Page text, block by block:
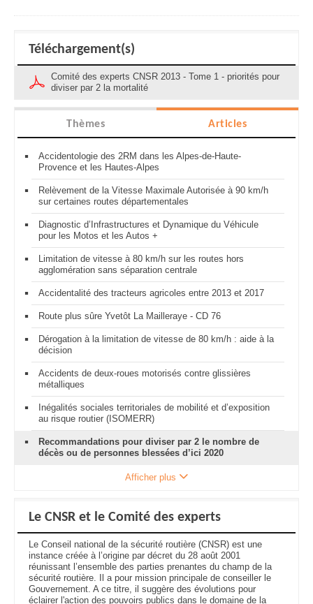
Téléchargement(s)
Comité des experts CNSR 2013 - Tome 1 - priorités pour
diviser par 2 la mortalité
Thèmes Articles
Accidentologie des 2RM dans les Alpes-de-Haute-
Provence et les Hautes-Alpes
Relèvement de la Vitesse Maximale Autorisée à 90 km/h
sur certaines routes départementales
Diagnostic d’Infrastructures et Dynamique du Véhicule
pour les Motos et les Autos +
Limitation de vitesse à 80 km/h sur les routes hors
agglomération sans séparation centrale
Accidentalité des tracteurs agricoles entre 2013 et 2017
Route plus sûre Yvetôt La Mailleraye - CD 76
Dérogation à la limitation de vitesse de 80 km/h : aide à la
décision
Accidents de deux-roues motorisés contre glissières
métalliques
Inégalités sociales territoriales de mobilité et d’exposition
au risque routier (ISOMERR)
Recommandations pour diviser par 2 le nombre de
décès ou de personnes blessées d’ici 2020
Afficher plus
Le CNSR et le Comité des experts
Le Conseil national de la sécurité routière (CNSR) est une
instance créée à l’origine par décret du 28 août 2001
réunissant l’ensemble des parties prenantes du champ de la
sécurité routière. Il a pour mission principale de conseiller le
Gouvernement. A ce titre, il suggère des évolutions pour
éclairer l'action des pouvoirs publics dans le domaine de la